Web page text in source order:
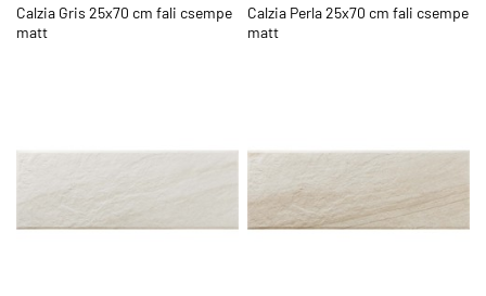
Calzia Gris 25x70 cm fali csempe
matt
Calzia Perla 25x70 cm fali csempe
matt